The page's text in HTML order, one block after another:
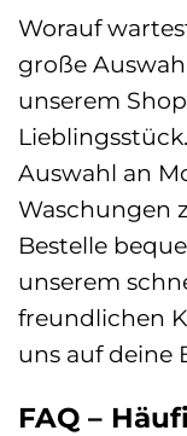
Worauf
große
unserem
Auswahl an
Waschungen
Bestelle
unserem
freundlichen
uns auf deine
FAQ –